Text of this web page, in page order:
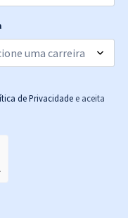
de Privacidade e aceita